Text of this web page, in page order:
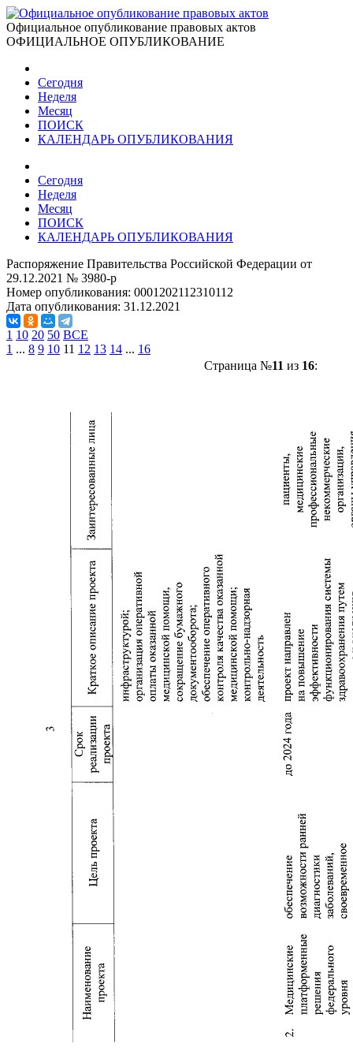
Официальное опубликование правовых актов
ОФИЦИАЛЬНОЕ ОПУБЛИКОВАНИЕ
Сегодня
Неделя
Месяц
ПОИСК
КАЛЕНДАРЬ ОПУБЛИКОВАНИЯ
Сегодня
Неделя
Месяц
ПОИСК
КАЛЕНДАРЬ ОПУБЛИКОВАНИЯ
Распоряжение Правительства Российской Федерации от
29.12.2021 № 3980-р
Номер опубликования: 0001202112310112
Дата опубликования: 31.12.2021
1 10 20 50 ВСЕ
1 ... 8 9 10 11 12 13 14 ... 16
Страница №11 из 16: